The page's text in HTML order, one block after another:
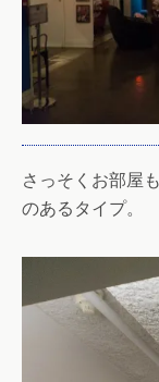
さっそくお部屋
のあるタイプ。